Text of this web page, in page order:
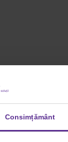
Consimțământ